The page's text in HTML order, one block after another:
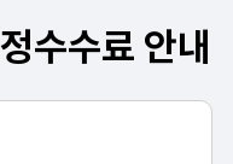
수수료 안내